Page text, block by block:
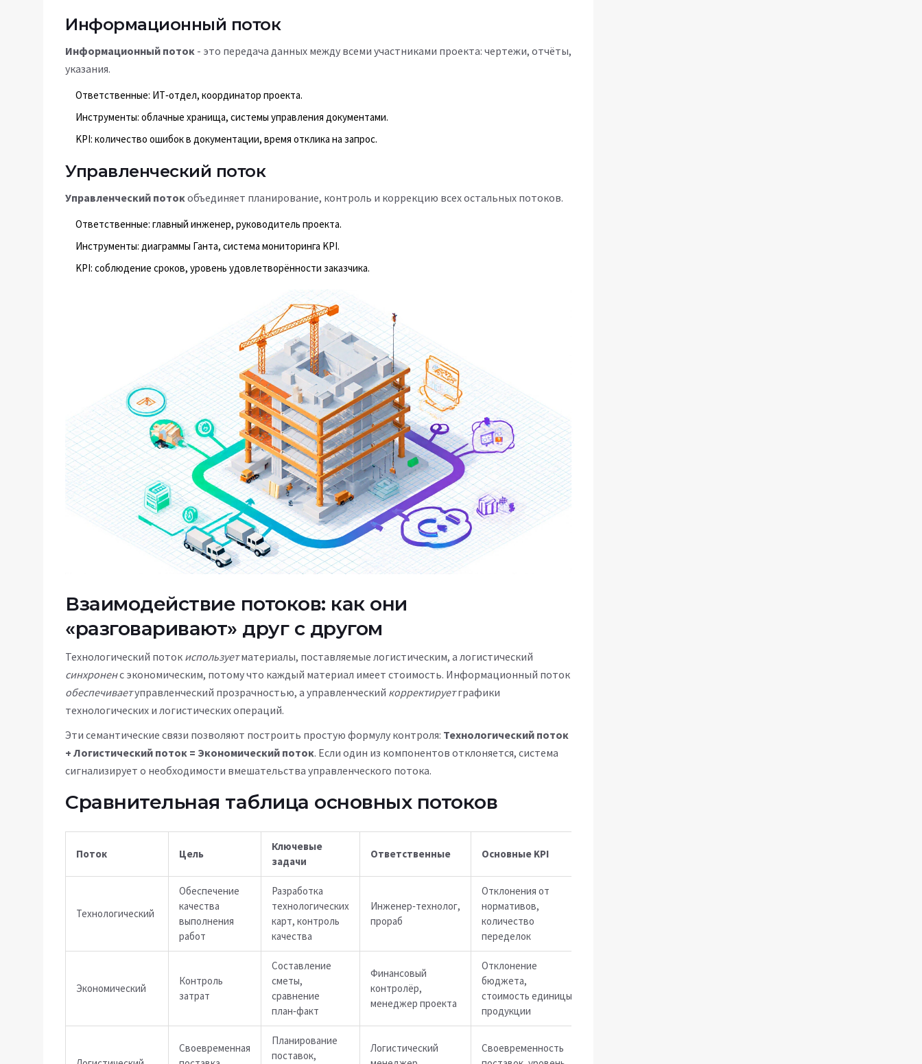
Информационный поток
Информационный поток - это передача данных между всеми участниками проекта: чертежи, отчёты,
указания.
Ответственные: ИТ‑отдел, координатор проекта.
Инструменты: облачные хранища, системы управления документами.
KPI: количество ошибок в документации, время отклика на запрос.
Управленческий поток
Управленческий потокобъединяет планирование, контроль и коррекцию всех остальных потоков.
Ответственные: главный инженер, руководитель проекта.
Инструменты: диаграммы Ганта, система мониторинга KPI.
KPI: соблюдение сроков, уровень удовлетворённости заказчика.
Взаимодействие потоков: как они
«разговаривают» друг с другом
Технологический поток используетматериалы, поставляемые логистическим, а логистический
синхроненс экономическим, потому что каждый материал имеет стоимость. Информационный поток
обеспечиваетуправленческий прозрачностью, а управленческий корректируетграфики
технологических и логистических операций.
Эти семантические связи позволяют построить простую формулу контроля: Технологический поток
+ Логистический поток = Экономический поток. Если один из компонентов отклоняется, система
сигнализирует о необходимости вмешательства управленческого потока.
Сравнительная таблица основных потоков
Поток Цель
Ключевые
задачи
Ответственные Основные KPI
Технологический
Обеспечение
качества
выполнения
работ
Разработка
технологических
карт, контроль
качества
Инженер‑технолог,
прораб
Отклонения от
нормативов,
количество
переделок
Экономический
Контроль
затрат
Составление
сметы,
сравнение
план‑факт
Финансовый
контролёр,
менеджер проекта
Отклонение
бюджета,
стоимость единицы
продукции
Своевременная
Планирование
поставок,
Логистический
Своевременность